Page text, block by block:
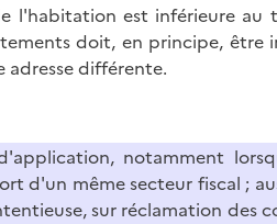
l'habitation est inférieure au
doit, en principe, être
adresse différente.
notamment
d'un même secteur fiscal ;
sur réclamation des